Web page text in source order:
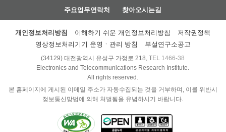
주요업무연락처 찾아오시는길
개인정보처리방침 이해하기 쉬운 개인정보처리방침
저작권정책
영상정보처리기기 운영ㆍ관리 방침
부설연구소공고
(34129) 대전광역시 유성구 가정로 218, TEL 1466-38
Electronics and Telecommunications Research Institute.
All rights reserved.
본 홈페이지에 게시된 이메일 주소가 자동수집되는 것을 거부하며, 이를 위반시
정보통신망법에 의해 처벌됨을 유념하시기 바랍니다.